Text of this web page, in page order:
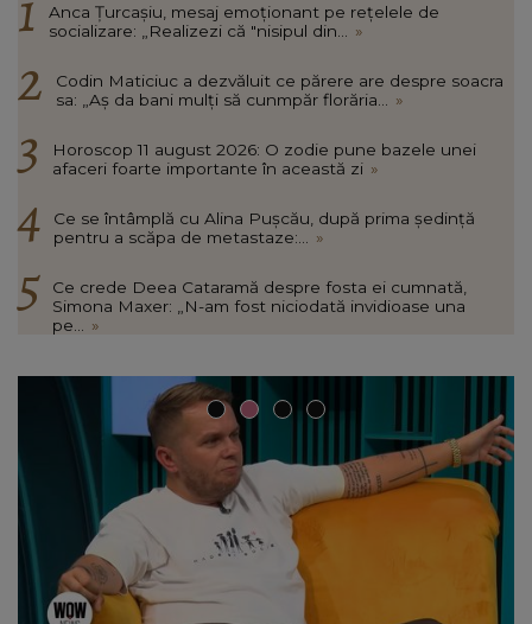
Anca Țurcașiu, mesaj emoționant pe rețelele de
socializare: „Realizezi că "nisipul din...
»
Codin Maticiuc a dezvăluit ce părere are despre soacra
sa: „Aș da bani mulți să cunmpăr florăria...
»
Horoscop 11 august 2026: O zodie pune bazele unei
afaceri foarte importante în această zi »
Ce se întâmplă cu Alina Pușcău, după prima ședință
pentru a scăpa de metastaze:...
»
Ce crede Deea Cataramă despre fosta ei cumnată,
Simona Maxer: „N-am fost niciodată invidioase una
pe...
»